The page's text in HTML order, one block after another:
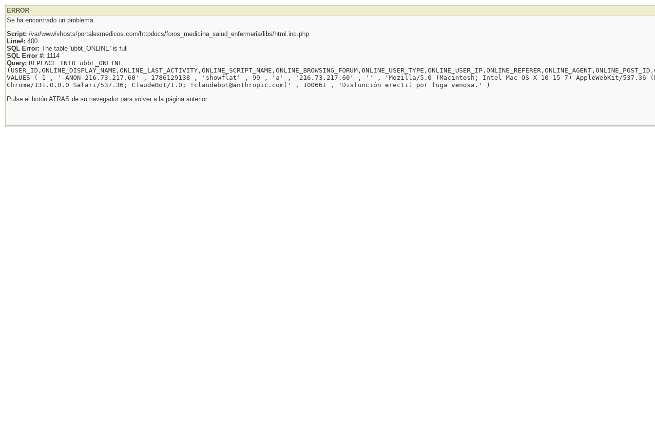
ERROR
Se ha encontrado un problema.
Script: /var/www/vhosts/portalesmedicos.com/httpdocs/foros_medicina_salud_enfermeria/libs/html.inc.php
Line#: 400
SQL Error: The table 'ubbt_ONLINE' is full
SQL Error #: 1114
Query: REPLACE INTO ubbt_ONLINE
VALUES ( 1 , '-ANON-216.73.217.60' , 1786129138 , 'showflat' , 99 , 'a' , '216.73.217.60' , '' , 'Mozilla/5.0 (Macintosh; Intel Mac OS X 10_15_7) AppleWebKit/537.36
Chrome/131.0.0.0 Safari/537.36; ClaudeBot/1.0; +claudebot@anthropic.com)' , 100661 , 'Disfunción erectil por fuga venosa.' )
Pulse el botón ATRAS de su navegador para volver a la página anterior.